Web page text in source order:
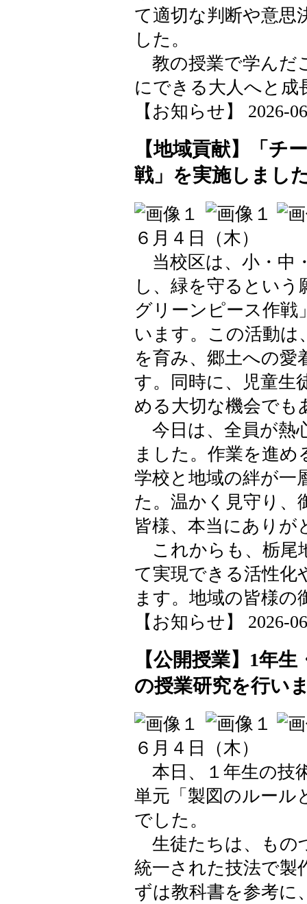
て適切な判断や意思
した。
教の授業で学んだ
にできる大人へと
【お知らせ】 2026-
【地域貢献】「チ
戦」を実施しまし
６月４日（木）
当校区は、小・中
し、緑を守るとい
グリーンピース作戦
います。この活動は
を育み、郷土への
す。同時に、児童生
める大切な機会でも
今日は、全員が熱
ました。作業を進
学校と地域の絆が一
た。温かく見守り、
皆様、本当にありが
これからも、栃尾
て実現できる活性化
ます。地域の皆様
【お知らせ】 2026-
【公開授業】1年
の授業研究を行い
６月４日（木）
本日、１年生の技
単元「製図のルール
でした。
生徒たちは、もの
統一された技法で製
ずは教科書を参考に